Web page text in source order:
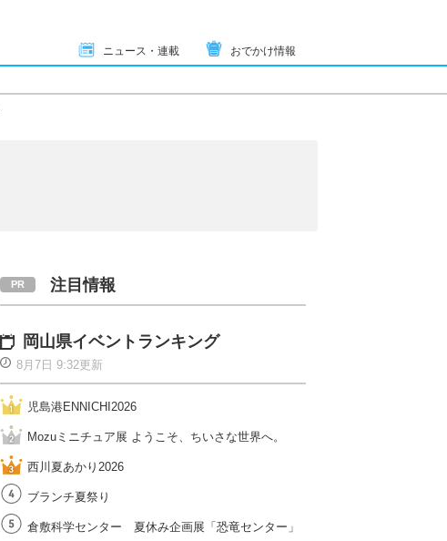
ニュース・連載 おでかけ情報
注目情報
岡山県イベントランキング
8月7日 9:32更新
児島港ENNICHI2026
Mozuミニチュア展 ようこそ、ちいさな世界へ。
西川夏あかり2026
ブランチ夏祭り
倉敷科学センター 夏休み企画展「恐竜センター」